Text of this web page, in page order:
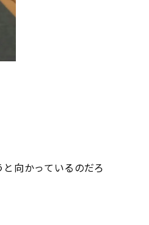
向かっているのだろ